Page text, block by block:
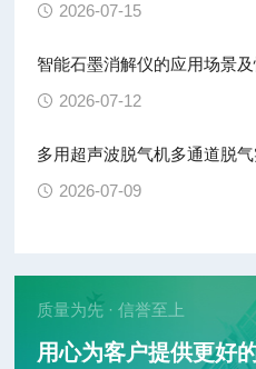
2026-07-15
智能石墨消解仪的应用场景
2026-07-12
多用超声波脱气机多通道脱
2026-07-09
质量为先 · 信誉至上
用心为客户提供更好